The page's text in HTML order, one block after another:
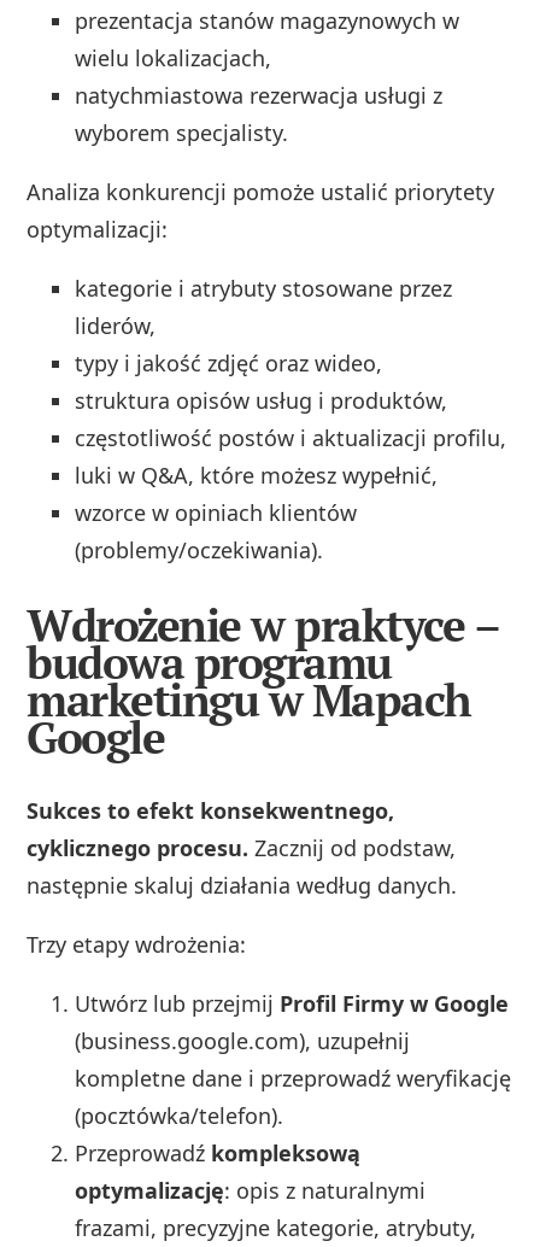
prezentacja stanów magazynowych w
wielu lokalizacjach,
natychmiastowa rezerwacja usługi z
wyborem specjalisty.
Analiza konkurencji pomoże ustalić priorytety
optymalizacji:
kategorie i atrybuty stosowane przez
liderów,
typy i jakość zdjęć oraz wideo,
struktura opisów usług i produktów,
częstotliwość postów i aktualizacji profilu,
luki w Q&A, które możesz wypełnić,
wzorce w opiniach klientów
(problemy/oczekiwania).
Wdrożenie w praktyce –
budowa programu
marketingu w Mapach
Google
Sukces to efekt konsekwentnego,
cyklicznego procesu. Zacznij od podstaw,
następnie skaluj działania według danych.
Trzy etapy wdrożenia:
Utwórz lub przejmij Profil Firmy w Google
(business.google.com), uzupełnij
kompletne dane i przeprowadź weryfikację
(pocztówka/telefon).
Przeprowadź kompleksową
optymalizację: opis z naturalnymi
frazami, precyzyjne kategorie, atrybuty,